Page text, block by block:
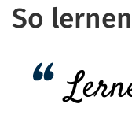
So